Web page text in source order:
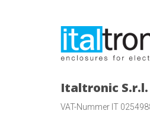
Italtronic S.r.l.
VAT-Nummer IT